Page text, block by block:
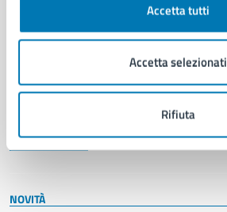
Accetta tutti
Accetta selezionati
Rifiuta
Documenti e certificati
Giustizia e sicurezza pubblica
Imprese e commercio
Salute, benessere e assistenza
Vita lavorativa
NOVITÀ